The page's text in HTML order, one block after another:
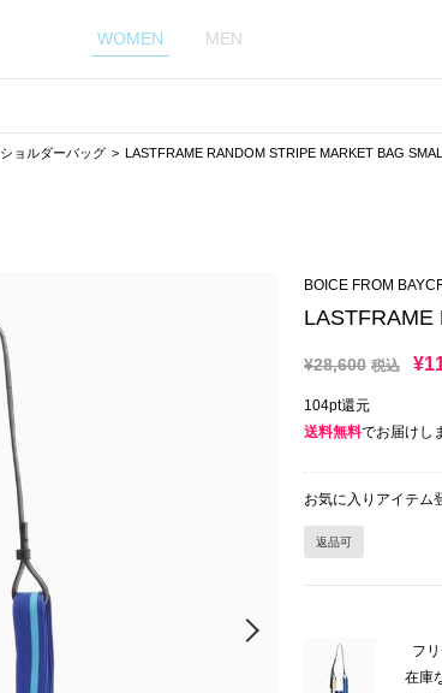
WOMEN MEN
ショルダーバッグ LASTFRAME RANDOM STRIPE MARKET BAG
BOICE FROM
LASTFRAME
¥28,600 税込 ¥
104pt還元
送料無料でお届けし
お気に入りアイテム
返品可
フ
在庫